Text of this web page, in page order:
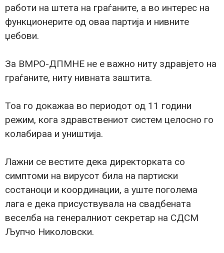
работи на штета на граѓаните, а во интерес на
функционерите од оваа партија и нивните
џебови.
За ВМРО-ДПМНЕ не е важно ниту здравјето на
граѓаните, ниту нивната заштита.
Тоа го докажаа во периодот од 11 години
режим, кога здравствениот систем целосно го
колабираа и уништија.
Лажни се вестите дека директорката со
симптоми на вирусот била на партиски
состаноци и координации, а уште поголема
лага е дека присуствувала на свадбената
веселба на генералниот секретар на СДСМ
Љупчо Николовски.